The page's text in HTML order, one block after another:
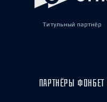
Титульный партнёр
ПАРТНЁРЫ ФОНБЕТ